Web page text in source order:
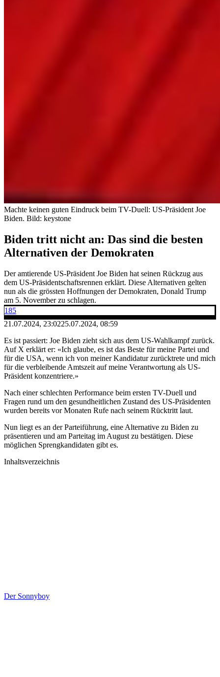
Machte keinen guten Eindruck beim TV-Duell: US-Präsident Joe
Biden. Bild: keystone
Biden tritt nicht an: Das sind die besten
Alternativen der Demokraten
Der amtierende US-Präsident Joe Biden hat seinen Rückzug aus
dem US-Präsidentschaftsrennen erklärt. Diese Alternativen gelten
nun als die grössten Hoffnungen der Demokraten, Donald Trump
am 5. November zu schlagen.
185
21.07.2024, 23:0225.07.2024, 08:59
Es ist passiert: Joe Biden zieht sich aus dem US-Wahlkampf zurück.
Auf X erklärt er: «Ich glaube, es ist das Beste für meine Partei und
für die USA, wenn ich von meiner Kandidatur zurücktrete und mich
für die verbleibende Amtszeit auf meine Verantwortung als US-
Präsident konzentriere.»
Nach einer schlechten Performance beim ersten TV-Duell und
Fragen rund um den gesundheitlichen Zustand des US-Präsidenten
wurden bereits vor Monaten Rufe nach seinem Rücktritt laut.
Nun liegt es an der Parteiführung, eine Alternative zu Biden zu
präsentieren und am Parteitag im August zu bestätigen. Diese
möglichen Sprengkandidaten gibt es.
Inhaltsverzeichnis
Der Sonnyboy